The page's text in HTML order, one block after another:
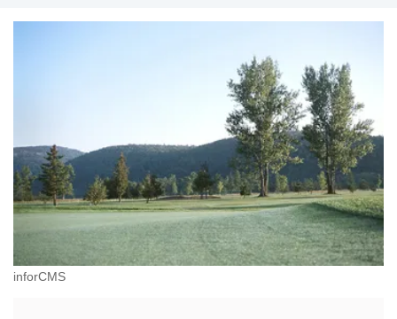
inforCMS